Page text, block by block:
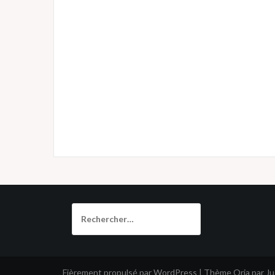
Fièrement propulsé par WordPress | Thème Oria par